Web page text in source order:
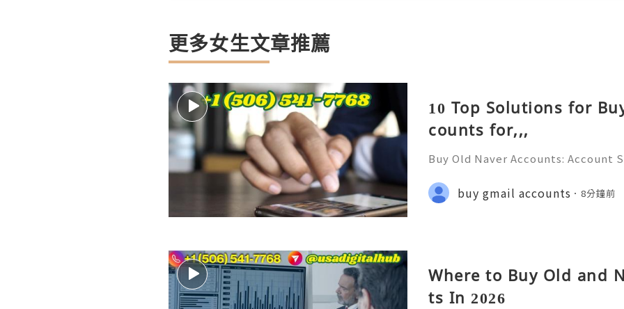
更多女生文章推薦
10 Top Solutions for
counts for,,,
Buy Old Naver Accounts:
💲💫🌐✨💎Fast & Reliable 24/7
✨💎WhatsApp :+1 (506) 541-7768
buy gmail accounts 8分鐘前
Where to Buy Old and
ts In 2026